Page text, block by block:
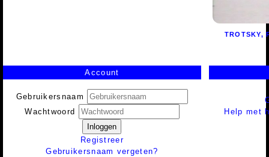
TROTSKY,
Account
Gebruikersnaam
Wachtwoord
Inloggen
Registreer
Gebruikersnaam vergeten?
Help met